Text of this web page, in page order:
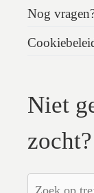
Nog
Niet
zocht?